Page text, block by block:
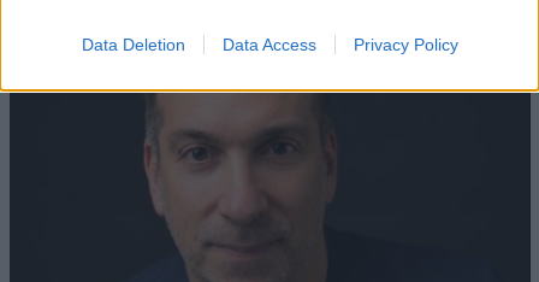
Data Deletion Data Access Privacy Policy